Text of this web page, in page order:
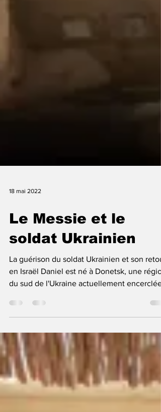
Le Messie et le
soldat Ukrainien
La guérison du soldat Ukrainien et son
en Israël Daniel est né à Donetsk, une